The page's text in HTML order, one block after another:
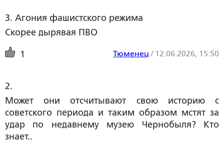
3. Агония фашистского режима
Скорее дырявая ПВО
1 Тюменец/ 12.06.2026, 15:50
2.
Может они отсчитывают свою историю с
советского периода и таким образом мстят за
удар по недавнему музею Чернобыля? Кто
знает..